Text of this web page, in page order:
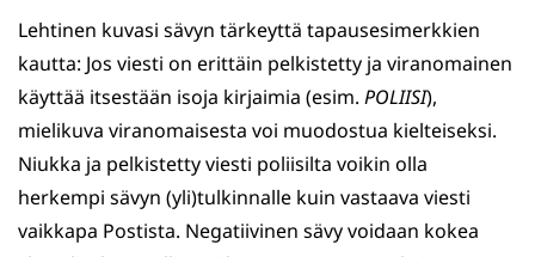
Lehtinen kuvasi sävyn tärkeyttä tapausesimerkkien
kautta: Jos viesti on erittäin pelkistetty ja viranomainen
käyttää itsestään isoja kirjaimia (esim. POLIISI),
mielikuva viranomaisesta voi muodostua kielteiseksi.
Niukka ja pelkistetty viesti poliisilta voikin olla
herkempi sävyn (yli)tulkinnalle kuin vastaava viesti
vaikkapa Postista. Negatiivinen sävy voidaan kokea